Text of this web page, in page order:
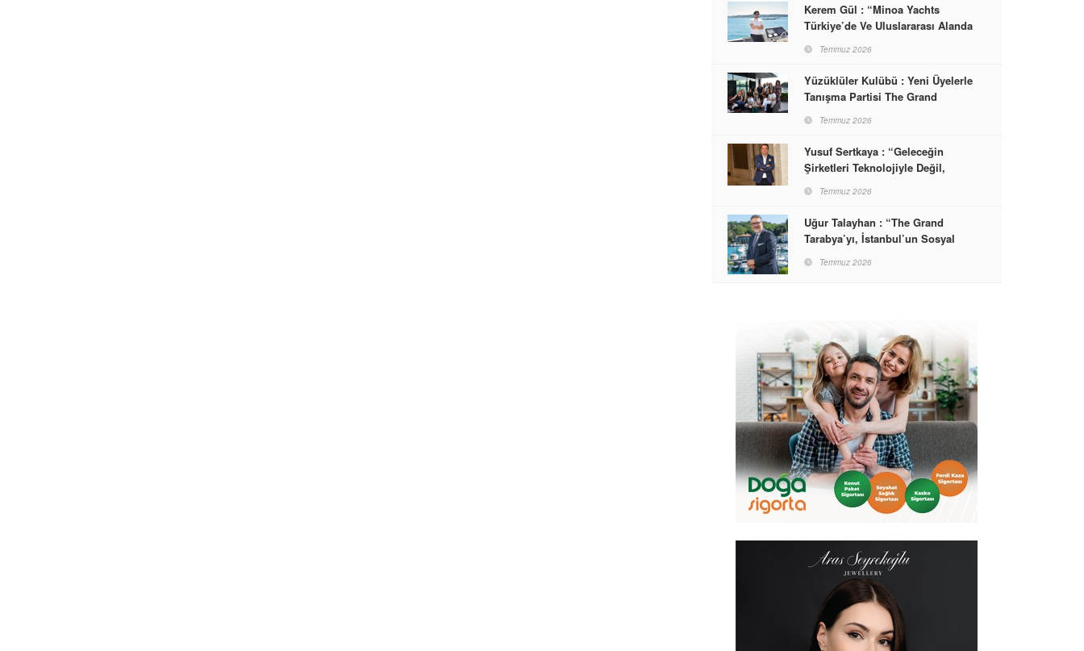
Kerem Gül : “Minoa Yachts
Türkiye’de Ve Uluslararası Alanda
Markası Olacak”
Temmuz 2026
Yüzüklüler Kulübü : Yeni Üyelerle
Tanışma Partisi The Grand
Temmuz 2026
Yusuf Sertkaya : “Geleceğin
Şirketleri Teknolojiyle Değil,
Temmuz 2026
Uğur Talayhan : “The Grand
Tarabya’yı, İstanbul’un Sosyal
Destinasyon Haline Getirmeyi
Temmuz 2026